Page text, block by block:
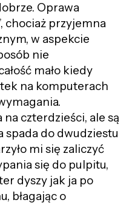
Oprawa
chociaż przyjemna
w aspekcie
nie
mało kiedy
na komputerach
czterdzieści, ale są
spada do dwudziestu
mi się zaliczyć
się do pulpitu,
dyszy jak ja po
błagając o